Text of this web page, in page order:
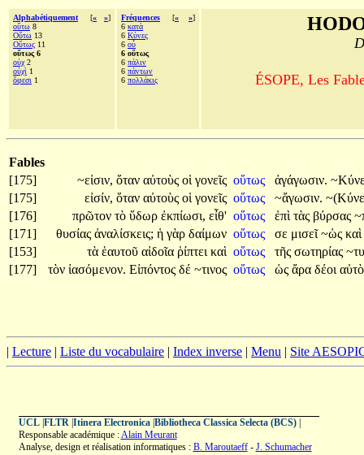
Alphabétiquement [« »]
οὕτω 8
Οὕτω 13
Οὕτως 11
οὕτως 6
οὐχ 2
οὐχὶ 1
ὄφεσι 1
Fréquences [« »]
6 κατὰ
6 Κύνες
6 οὗ
6 οὕτως
6 πάλιν
6 πάντων
6 πολλάκις ÉSOPE, Les
Fables
[175]
~εἰσιν, ὅταν αὐτοὺς οἱ γονεῖς οὕτως ἀγάγωσιν.
[175]
εἰσίν, ὅταν αὐτοὺς οἱ γονεῖς οὕτως ~ἄγωσιν.
[176]
πρῶτον τὸ ὕδωρ ἐκπίωσι, εἶθ' οὕτως ἐπὶ τὰς βύρσας
[171]
θυσίας ἀναλίσκεις; ἡ γὰρ δαίμων οὕτως σε μισεῖ~ὡς καὶ
[153]
τὰ ἑαυτοῦ αἰδοῖα ῥίπτει καὶ οὕτως τῆς σωτηρίας
[177]
τὸν ἰασόμενον. Εἰπόντος δέ ~τινος οὕτως ὡς ἄρα δέοι
| Lecture | Liste du vocabulaire | Index inverse | Menu | Site
UCL| FLTR| Itinera Electronica| Bibliotheca Classica Selecta (BCS)|
Responsable académique :Alain Meurant
Analyse, design et réalisation informatiques : B. Maroutaeff- J. Schumacher